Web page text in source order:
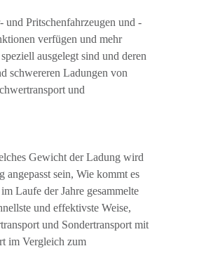
und Pritschenfahrzeugen und -
verfügen und mehr
ausgelegt sind und deren
schwereren Ladungen von
und
Gewicht der Ladung wird
sein, Wie kommt es
Laufe der Jahre gesammelte
und effektivste Weise,
und Sondertransport mit
im Vergleich zum